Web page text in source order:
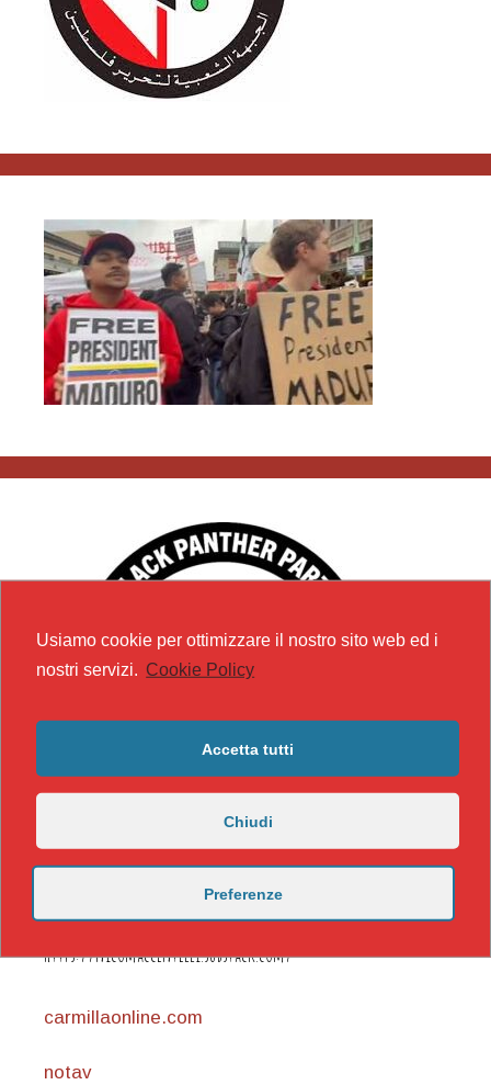
https://nicomaccentelli.substack.com/
carmillaonline.com
notav
Usiamo cookie per ottimizzare il nostro sito web ed i
nostri servizi. Cookie Policy
Accetta tutti
Chiudi
Preferenze